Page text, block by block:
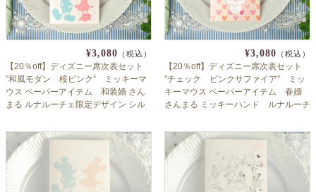
¥3,080 （税込）
【20％off】ディズニー席次表セット
”和風モダン 桜ピンク” ミッキーマ
ウス ペーパーアイテム 和装婚 さん
まる ルナルーチェ限定デザイン シル
【手作り】
¥3,080 （税込）
【20％off】ディズニー席次表セット
”チェック ピンクサファイア” ミッ
キーマウス ペーパーアイテム 春婚
さんまる ミッキーハンド ルナルーチ